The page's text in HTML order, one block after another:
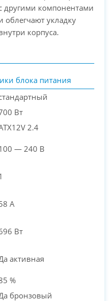
другими компонентами
облегчают укладку
корпуса.
блока питания
Вт
2.4
— 240 В
А
Вт
активная
%
бронзовый